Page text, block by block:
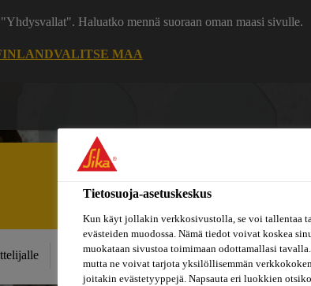
Haluatko mennä suoraan oman maasi sivulle.
VALITSE MAA
Ratkaisut
projekteihin
Referenssit
Inspiraatiot
ja
konseptit
Tietosuoja-asetuskeskus
Kun käyt jollakin verkkosivustolla, se voi tallentaa
evästeiden muodossa. Nämä tiedot voivat koskea
muokataan sivustoa toimimaan odottamallasi
mutta ne voivat tarjota yksilöllisemmän
joitakin evästetyyppejä. Napsauta eri luokkien